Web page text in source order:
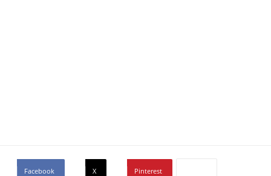
Facebook X Pinterest